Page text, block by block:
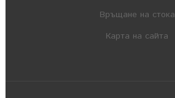
Връщане на стока
Карта на сайта